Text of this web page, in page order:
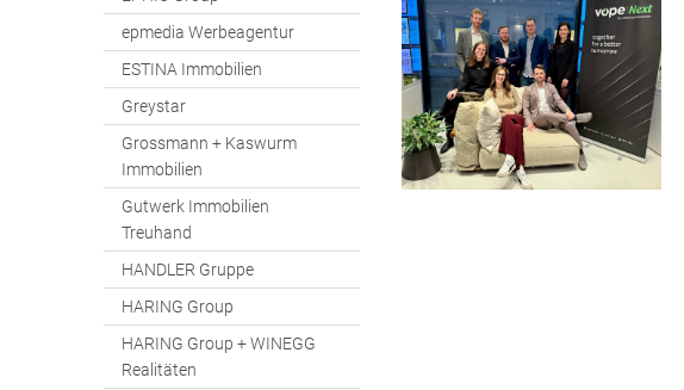
epmedia Werbeagentur
ESTINA Immobilien
Greystar
Grossmann + Kaswurm
Immobilien
Gutwerk Immobilien
Treuhand
HANDLER Gruppe
HARING Group
HARING Group + WINEGG
Realitäten